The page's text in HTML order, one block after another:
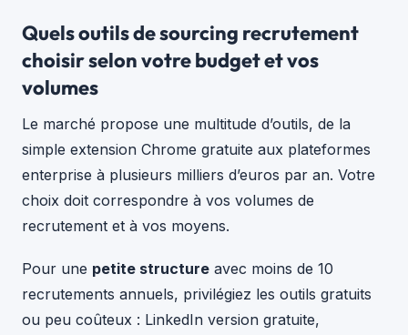
Quels outils de sourcing recrutement
choisir selon votre budget et vos
volumes
Le marché propose une multitude d’outils, de la
simple extension Chrome gratuite aux plateformes
enterprise à plusieurs milliers d’euros par an. Votre
choix doit correspondre à vos volumes de
recrutement et à vos moyens.
Pour une petite structure avec moins de 10
recrutements annuels, privilégiez les outils gratuits
ou peu coûteux : LinkedIn version gratuite,